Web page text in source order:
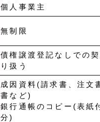
個人事業主
無制限
債権譲渡登記なしでの
り扱う
成因資料(請求書、注文
書など)
銀行通帳のコピー(表紙
分)